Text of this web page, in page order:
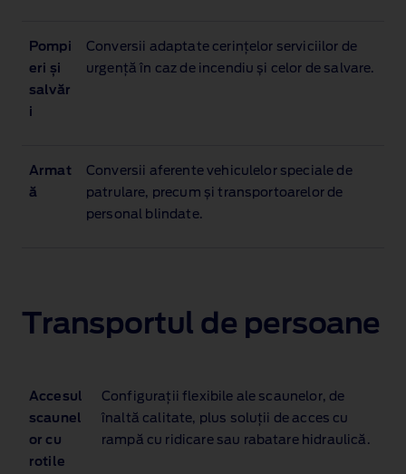
Pompi
eri și
salvăr
i
Conversii adaptate cerințelor serviciilor de
urgență în caz de incendiu și celor de salvare.
Armat
ă
Conversii aferente vehiculelor speciale de
patrulare, precum și transportoarelor de
personal blindate.
Transportul de persoane
Accesul
scaunel
or cu
rotile
Configurații flexibile ale scaunelor, de
înaltă calitate, plus soluții de acces cu
rampă cu ridicare sau rabatare hidraulică.